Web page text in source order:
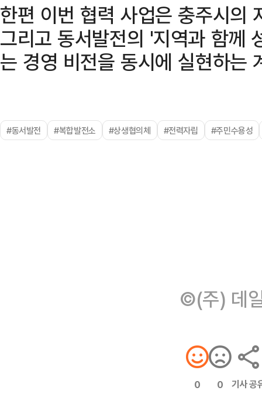
한편 이번 협력 사업은 충주시의
그리고 동서발전의 '지역과 함께
는 경영 비전을 동시에 실현하는
#동서발전 #복합발전소 #상생협의체 #전력자립 #주민수용성
©(주) 데
0 0 기사 공